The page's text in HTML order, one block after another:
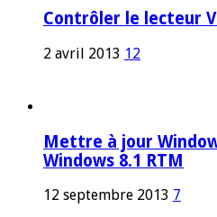
Contrôler le lecteur
2 avril 2013 12
Mettre à jour
Windows 8.1 RTM
12 septembre 2013 7